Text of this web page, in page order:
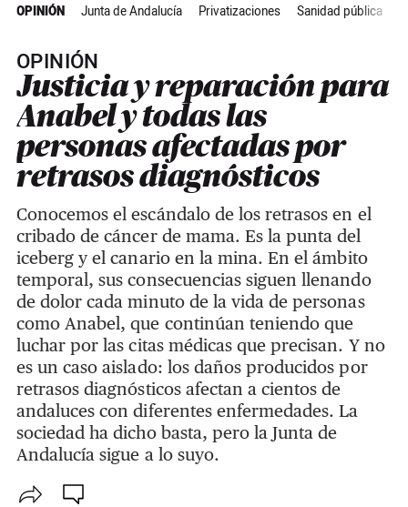
OPINIÓN Junta de Andalucía Privatizaciones Sanidad pública
OPINIÓN
Justicia y reparación para
Anabel y todas las
personas afectadas por
retrasos diagnósticos
Conocemos el escándalo de los retrasos en el
cribado de cáncer de mama. Es la punta del
iceberg y el canario en la mina. En el ámbito
temporal, sus consecuencias siguen llenando
de dolor cada minuto de la vida de personas
como Anabel, que continúan teniendo que
luchar por las citas médicas que precisan. Y no
es un caso aislado: los daños producidos por
retrasos diagnósticos afectan a cientos de
andaluces con diferentes enfermedades. La
sociedad ha dicho basta, pero la Junta de
Andalucía sigue a lo suyo.